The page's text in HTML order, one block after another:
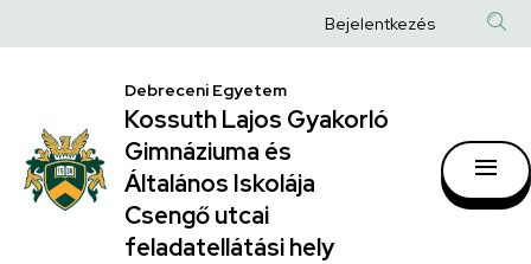
|
Kossuth
Lajos
Gyakorló
Gimnáziuma
a
Anonim
fiók
Bejelentkezés
Debreceni Egyetem
Kossuth Lajos Gyakorló
Gimnáziuma és
Általános Iskolája
Csengő utcai
feladatellátási hely